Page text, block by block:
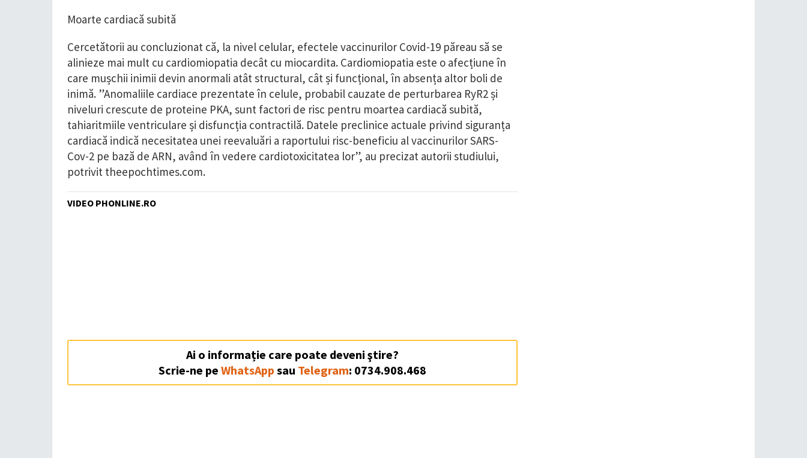
Moarte cardiacă subită
Cercetătorii au concluzionat că, la nivel celular, efectele vaccinurilor Covid-19 păreau să se
alinieze mai mult cu cardiomiopatia decât cu miocardita. Cardiomiopatia este o afecțiune în
care mușchii inimii devin anormali atât structural, cât și funcțional, în absența altor boli de
inimă. ”Anomaliile cardiace prezentate în celule, probabil cauzate de perturbarea RyR2 și
niveluri crescute de proteine ​​PKA, sunt factori de risc pentru moartea cardiacă subită,
tahiaritmiile ventriculare și disfuncția contractilă. Datele preclinice actuale privind siguranța
cardiacă indică necesitatea unei reevaluări a raportului risc-beneficiu al vaccinurilor SARS-
Cov-2 pe bază de ARN, având în vedere cardiotoxicitatea lor”, au precizat autorii studiului,
potrivit theepochtimes.com.
VIDEO PHONLINE.RO
Ai o informație care poate deveni ştire?
Scrie-ne peWhatsApp sau Telegram: 0734.908.468